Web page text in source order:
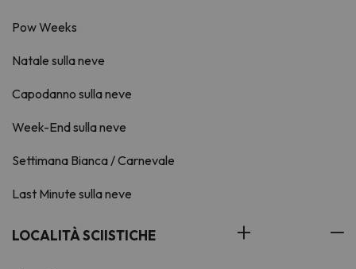
Pow Weeks
Natale sulla neve
Capodanno sulla neve
Week-End sulla neve
Settimana Bianca / Carnevale
Last Minute sulla neve
LOCALITÀ SCIISTICHE